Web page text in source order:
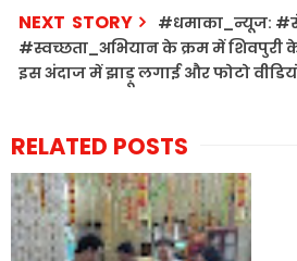
NEXT STORY
#धमाका_न्यूज:
#स्वच्छता_अभियान के क्रम में
इस अंदाज में झाड़ू लगाई और फोटो
RELATED POSTS